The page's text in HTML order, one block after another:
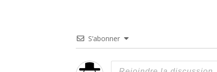
S’abonner